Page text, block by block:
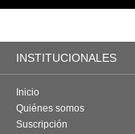
INSTITUCIONALES
Inicio
Quiénes somos
Suscripción